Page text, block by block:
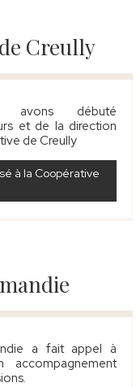
Creully
avons débuté
et de la direction
de Creully
à la Coopérative
a fait appel à